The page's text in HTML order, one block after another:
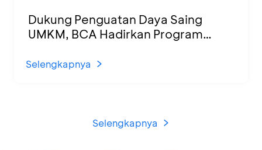
Dukung Penguatan Daya Saing
UMKM, BCA Hadirkan Program
di KCU Tanjung Priok
Selengkapnya
Selengkapnya